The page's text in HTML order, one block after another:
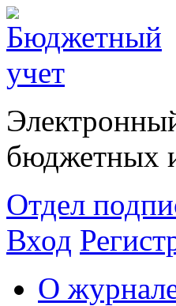
бюджетных
Отдел
Вход
О